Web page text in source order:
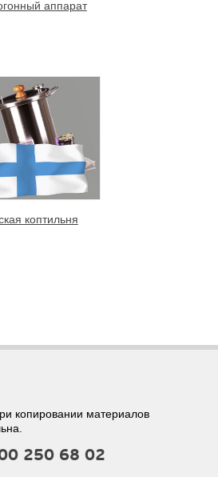
аппарат
коптильня
копировании материалов
250 68 02